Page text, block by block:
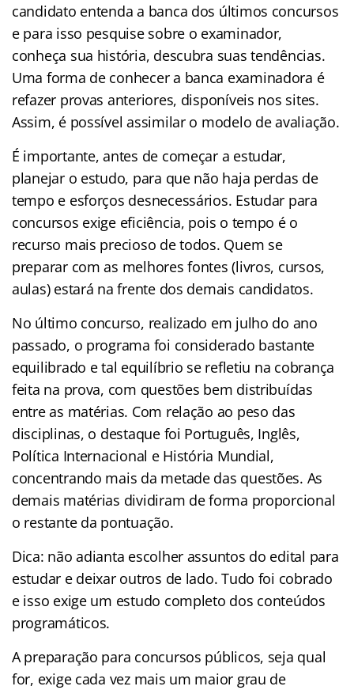
candidato entenda a banca dos últimos concursos
e para isso pesquise sobre o examinador,
conheça sua história, descubra suas tendências.
Uma forma de conhecer a banca examinadora é
refazer provas anteriores, disponíveis nos sites.
Assim, é possível assimilar o modelo de avaliação.
É importante, antes de começar a estudar,
planejar o estudo, para que não haja perdas de
tempo e esforços desnecessários. Estudar para
concursos exige eficiência, pois o tempo é o
recurso mais precioso de todos. Quem se
preparar com as melhores fontes (livros, cursos,
aulas) estará na frente dos demais candidatos.
No último concurso, realizado em julho do ano
passado, o programa foi considerado bastante
equilibrado e tal equilíbrio se refletiu na cobrança
feita na prova, com questões bem distribuídas
entre as matérias. Com relação ao peso das
disciplinas, o destaque foi Português, Inglês,
Política Internacional e História Mundial,
concentrando mais da metade das questões. As
demais matérias dividiram de forma proporcional
o restante da pontuação.
Dica: não adianta escolher assuntos do edital para
estudar e deixar outros de lado. Tudo foi cobrado
e isso exige um estudo completo dos conteúdos
programáticos.
A preparação para concursos públicos, seja qual
for, exige cada vez mais um maior grau de